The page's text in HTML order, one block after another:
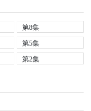
第8集
第5集
第2集